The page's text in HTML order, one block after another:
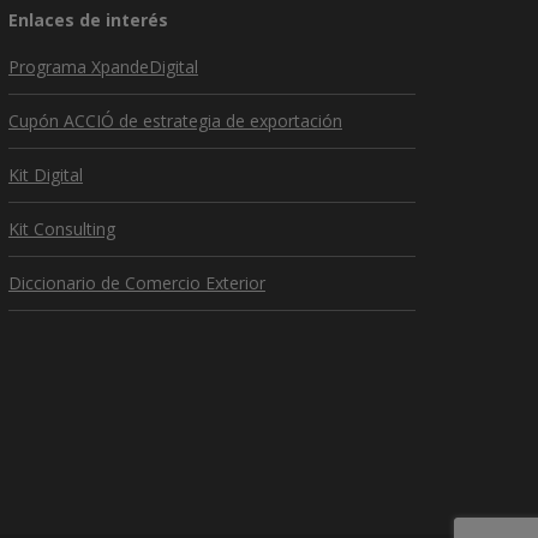
Enlaces de interés
Programa XpandeDigital
Cupón ACCIÓ de estrategia de exportación
Kit Digital
Kit Consulting
Diccionario de Comercio Exterior